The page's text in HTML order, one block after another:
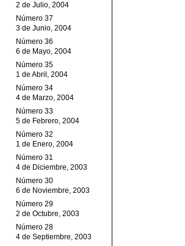
2 de Julio, 2004
Número 37
3 de Junio, 2004
Número 36
6 de Mayo, 2004
Número 35
1 de Abril, 2004
Número 34
4 de Marzo, 2004
Número 33
5 de Febrero, 2004
Número 32
1 de Enero, 2004
Número 31
4 de Diciembre, 2003
Número 30
6 de Noviembre, 2003
Número 29
2 de Octubre, 2003
Número 28
4 de Septiembre, 2003